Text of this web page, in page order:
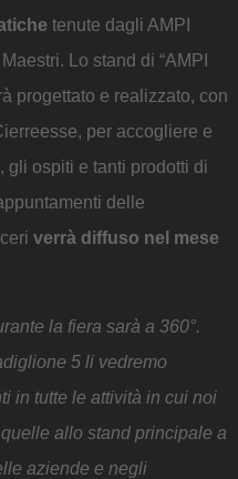
tenute dagli AMPI
Lo stand di “AMPI
progettato e realizzato, con
per accogliere e
gli ospiti e tanti prodotti di
delle
verrà diffuso nel mese
la fiera sarà a 360°.
5 li vedremo
in tutte le attività in cui noi
allo stand principale a
aziende e negli